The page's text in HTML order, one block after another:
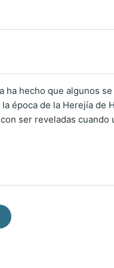
hecho que algunos
época de la Herejía de
ser reveladas cuando